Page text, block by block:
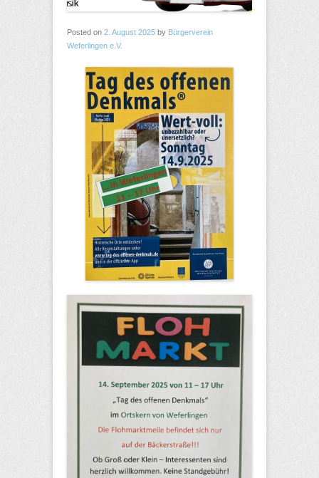
Posted on 2. August 2025 by Bürgerverein
Weferlingen e.V.